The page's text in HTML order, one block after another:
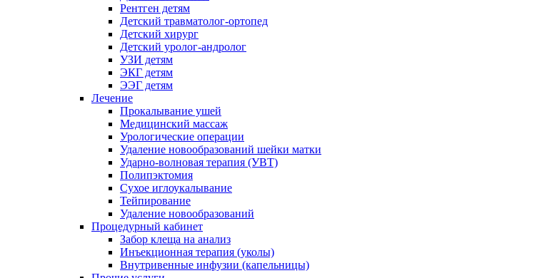
Рентген детям
Детский травматолог-ортопед
Детский хирург
Детский уролог-андролог
УЗИ детям
ЭКГ детям
ЭЭГ детям
Лечение
Прокалывание ушей
Медицинский массаж
Урологические операции
Удаление новообразований шейки матки
Ударно-волновая терапия (УВТ)
Полипэктомия
Сухое иглоукалывание
Тейпирование
Удаление новообразований
Процедурный кабинет
Забор клеща на анализ
Инъекционная терапия (уколы)
Внутривенные инфузии (капельницы)